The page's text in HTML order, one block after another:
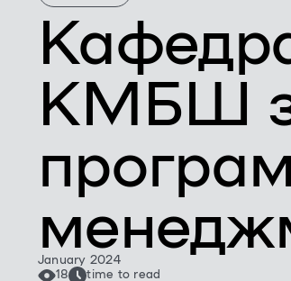
КМБШ
January 2024
18
time to read